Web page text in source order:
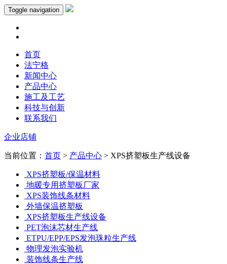
Toggle navigation
首页
法宁格
新闻中心
产品中心
施工及工艺
科技与创新
联系我们
企业店铺
当前位置： 首页 > 产品中心 > XPS挤塑板生产线设备
XPS挤塑板/保温材料
地暖专用挤塑板厂家
XPS装饰线条材料
外墙保温挤塑板
XPS挤塑板生产线设备
PET泡沫芯材生产线
ETPU/EPP/EPS发泡珠粒生产线
物理发泡实验机
装饰线条生产线